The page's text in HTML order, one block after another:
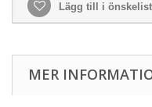
Lägg till i
MER